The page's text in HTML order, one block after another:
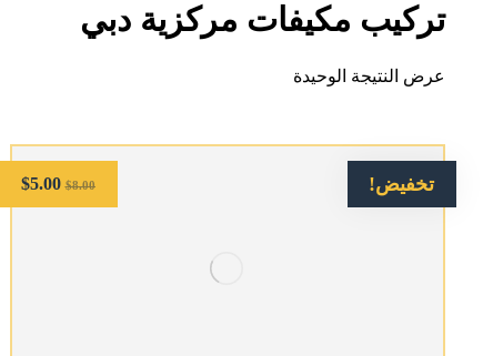
تركيب مكيفات مركزية دبي
عرض النتيجة الوحيدة
تخفيض! $8.00
$5.00